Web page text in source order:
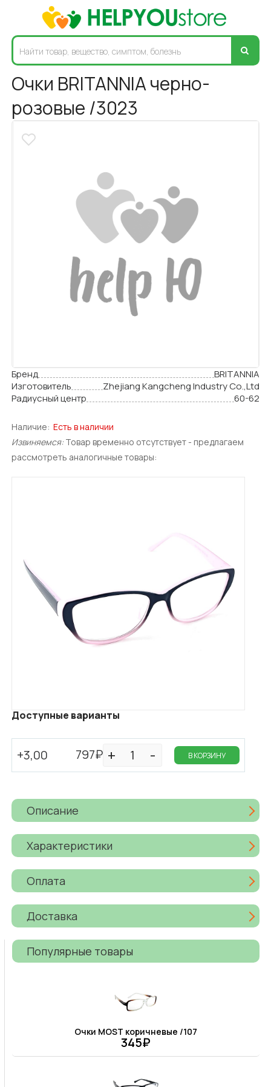
Очки BRITANNIA черно-
розовые /3023
Бренд
BRITANNIA
Изготовитель
Zhejiang Kangcheng Industry Co.,Ltd
Радиусный центр
60-62
Наличие: Есть в наличии
Извиняемся: Товар временно отсутствует - предлагаем
рассмотреть аналогичные товары:
Доступные варианты
+3,00 797₽ В КОРЗИНУ
Описание
Характеристики
Оплата
Доставка
Популярные товары
Очки MOST коричневые /107
345₽